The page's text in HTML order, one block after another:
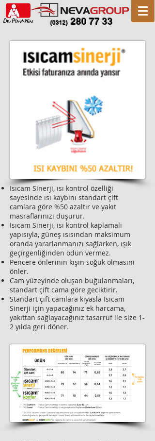
(0312) 280 77 33
Isıcam Sinerji, ısı kontrol özelliği
sayesinde ısı kaybını standart çift
camlara göre %50 azaltır ve yakıt
masraflarınızı düşürür.
Isıcam Sinerji, ısı kontrol kaplamalı
yapısıyla, güneş ısısından maksimum
oranda yararlanmanızı sağlarken, ışık
geçirgenliğinden ödün vermez.
Pencere önlerinin kışın soğuk olmasını
önler.
Cam yüzeyinde oluşan buğulanmaları,
standart çift cama göre geciktirir.
Standart çift camlara kıyasla Isıcam
Sinerji için yapacağınız ek harcama,
yakıttan sağlayacağınız tasarruf ile size 1-
2 yılda geri döner.